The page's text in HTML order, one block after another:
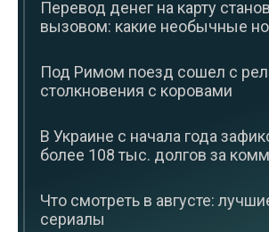
Перевод денег на карту
вызовом: какие необычные
Под Римом поезд сошел с
столкновения с коровами
В Украине с начала года
более 108 тыс. долгов за
Что смотреть в августе:
сериалы